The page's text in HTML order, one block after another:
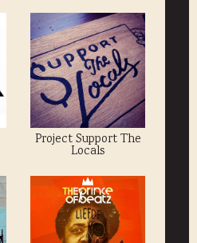
Project Support The
Locals